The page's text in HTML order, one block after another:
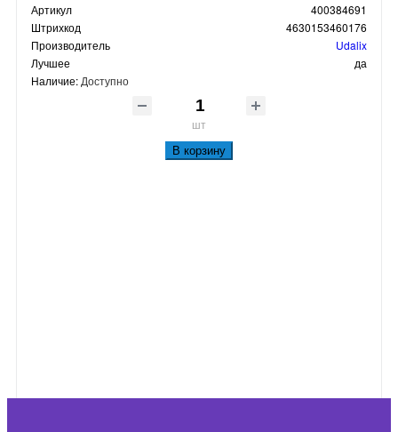
Артикул
400384691
Штрихкод
4630153460176
Производитель
Udalix
Лучшее
да
Наличие: Доступно
шт
В корзину